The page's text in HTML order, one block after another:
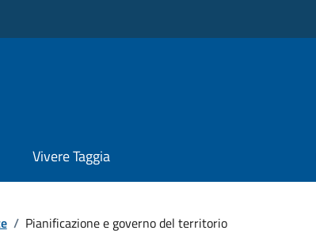
Vivere Taggia
/ Pianificazione e governo del territorio